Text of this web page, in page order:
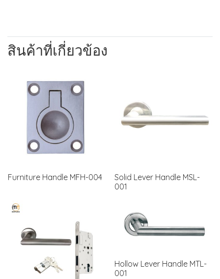
สินค้าที่เกี่ยวข้อง
Furniture Handle MFH-004
Solid Lever Handle MSL-
001
Hollow Lever Handle MTL-
001